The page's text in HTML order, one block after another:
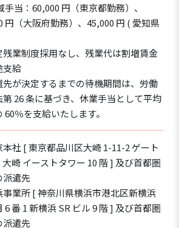
当：60,000 円（東京都勤務）、
円（大阪府勤務）、45,000 円 ( 愛知県
業制度採用なし、残業代は割増賃金
支給
が決定するまでの待機期間は、労働
第 26 条に基づき、休業手当として平均
60％を支給いたします。
本社 [ 東京都品川区大崎 1-11-2 ゲート
大崎 イーストタワー 10 階 ] 及び首都圏
派遣先
事業所 [ 神奈川県横浜市港北区新横浜
6 番 1 新横浜 SR ビル 9 階 ] 及び首都圏
派遣先